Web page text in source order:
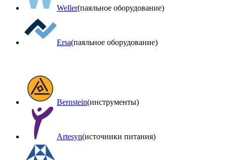
Weller(паяльное оборудование)
Ersa(паяльное оборудование)
Bernstein(инструменты)
Artesyn(источники питания)